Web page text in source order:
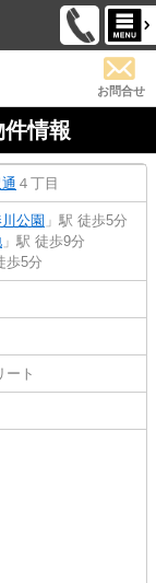
お問合せ
情報
４丁目
公園 」駅 徒歩5分
」駅 徒歩9分
歩5分
ート